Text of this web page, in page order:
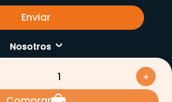
＋
Enviar
Nosotros
Nuestra empresa